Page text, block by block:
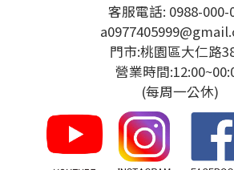
客服電話: 0988-000-
門市:桃園區大仁路
營業時間
(每周一公休)